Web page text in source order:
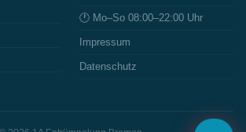
🕐 Mo–So 08:00–22:00 Uhr
Impressum
Datenschutz